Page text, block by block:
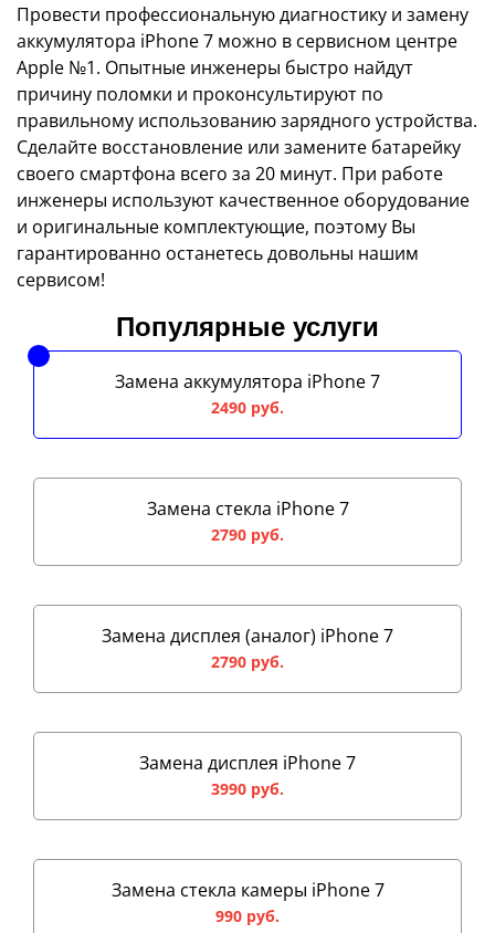
Провести профессиональную диагностику и замену
аккумулятора iPhone 7 можно в сервисном центре
Apple №1. Опытные инженеры быстро найдут
причину поломки и проконсультируют по
правильному использованию зарядного устройства.
Сделайте восстановление или замените батарейку
своего смартфона всего за 20 минут. При работе
инженеры используют качественное оборудование
и оригинальные комплектующие, поэтому Вы
гарантированно останетесь довольны нашим
сервисом!
Популярные услуги
Замена аккумулятора iPhone 7
2490 руб.
Замена стекла iPhone 7
2790 руб.
Замена дисплея (аналог) iPhone 7
2790 руб.
Замена дисплея iPhone 7
3990 руб.
Замена стекла камеры iPhone 7
990 руб.